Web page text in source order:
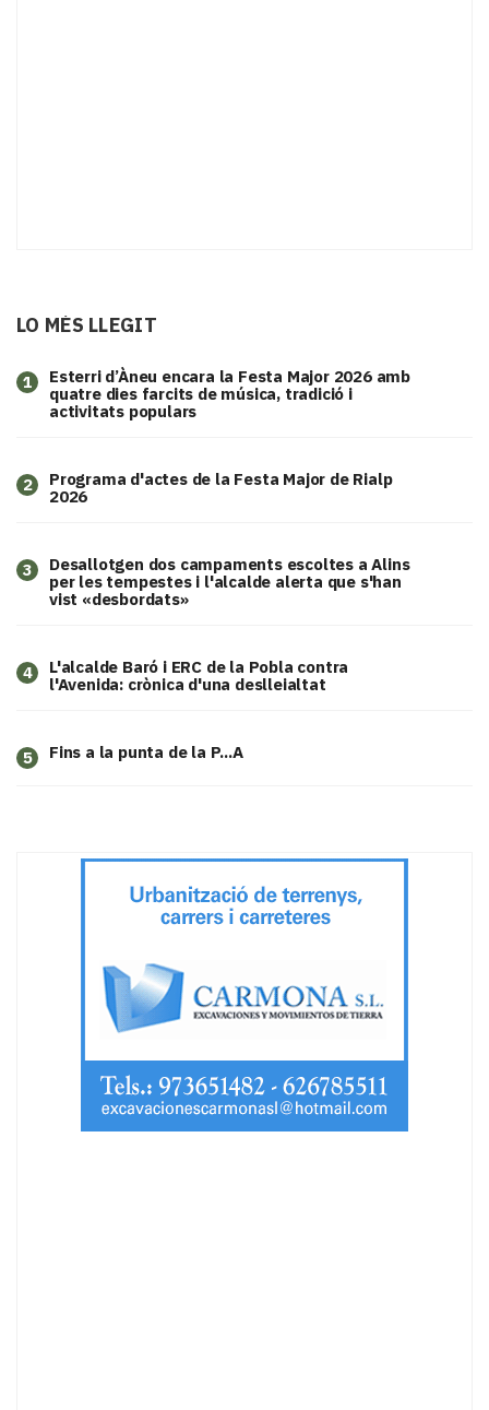
LO MÉS LLEGIT
1
Esterri d’Àneu encara la Festa Major 2026 amb
quatre dies farcits de música, tradició i
activitats populars
2
Programa d'actes de la Festa Major de Rialp
2026
3
​Desallotgen dos campaments escoltes a Alins
per les tempestes i l'alcalde alerta que s'han
vist «desbordats»
4
L'alcalde Baró i ERC de la Pobla contra
l'Avenida: crònica d'una deslleialtat
5 Fins a la punta de la P...A